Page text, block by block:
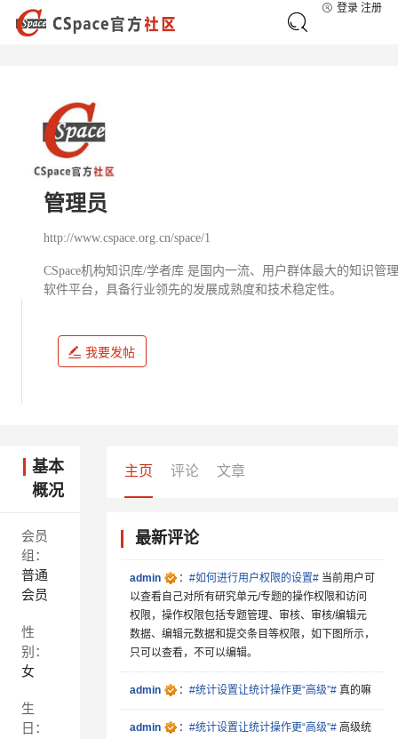
登录 注册
管理员
http://www.cspace.org.cn/space/1
CSpace机构知识库/学者库 是国内一流、用户群体最大的知识
软件平台，具备行业领先的发展成熟度和技术稳定性。
我要发帖
基本
概况
会员
组：
普通
会员
性
别：
女
生
日：
主页 评论 文章
最新评论
admin ： #如何进行用户权限的设置#当前用户可
以查看自己对所有研究单元/专题的操作权限和访问
权限，操作权限包括专题管理、审核、审核/编辑元
数据、编辑元数据和提交条目等权限，如下图所示，
只可以查看，不可以编辑。
admin ： #统计设置让统计操作更“高级”#真的嘛
admin ： #统计设置让统计操作更“高级”#高级统